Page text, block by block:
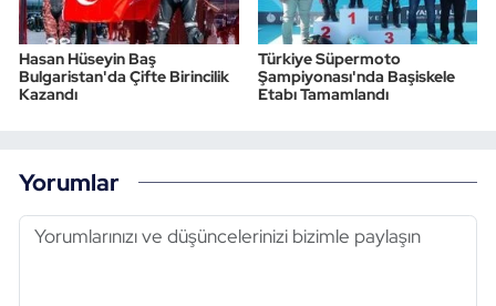
Hasan Hüseyin Baş
Bulgaristan'da Çifte Birincilik
Kazandı
Türkiye Süpermoto
Şampiyonası'nda Başiskele
Etabı Tamamlandı
Yorumlar